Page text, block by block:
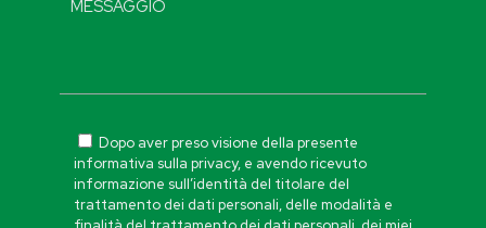
Dopo aver preso visione della presente
informativa sulla privacy, e avendo ricevuto
informazione sull’identità del titolare del
trattamento dei dati personali, delle modalità e